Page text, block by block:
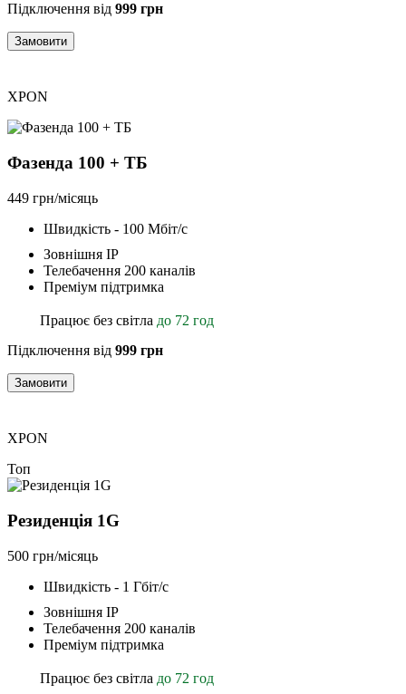
Підключення від 999 грн
Замовити
XPON
Фазенда 100 + ТБ
449 грн/місяць
Швидкість - 100 Мбіт/с
Зовнішня ІР
Телебачення 200 каналів
Преміум підтримка
Працює без світла до 72 год
Підключення від 999 грн
Замовити
XPON
Топ
Резиденція 1G
500 грн/місяць
Швидкість - 1 Гбіт/с
Зовнішня ІР
Телебачення 200 каналів
Преміум підтримка
Працює без світла до 72 год